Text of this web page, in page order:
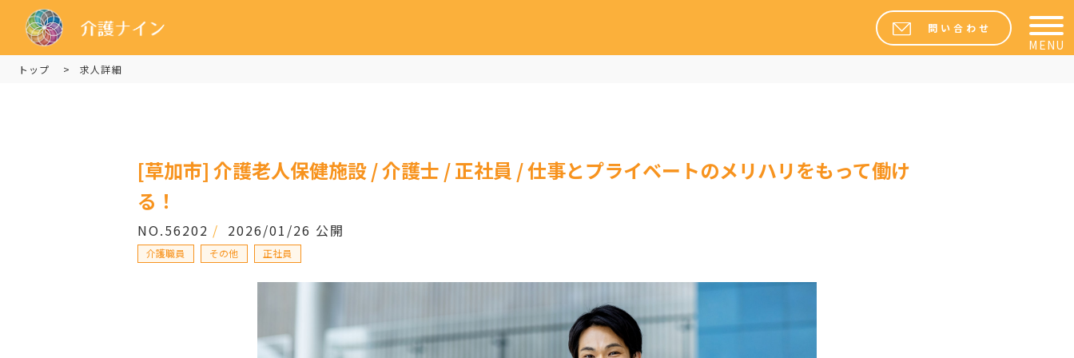
問い合わせ
MENU
トップ 求人詳細
[草加市] 介護老人保健施設 / 介護士 / 正社員 / 仕事とプライベートのメリハリをもって働け
る！
NO.56202 / 2026/01/26 公開
介護職員 その他 正社員